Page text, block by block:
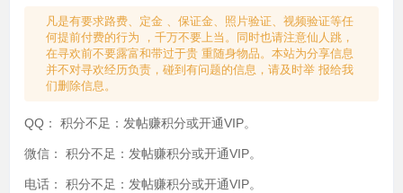
凡是有要求路费、定金 、保证金、照片验证、视频验证等任
何提前付费的行为 ，千万不要上当。同时也请注意仙人跳，
在寻欢前不要露富和带过于贵 重随身物品。本站为分享信息
并不对寻欢经历负责，碰到有问题的信息，请及时举 报给我
们删除信息。
QQ： 积分不足：发帖赚积分或开通VIP。
微信： 积分不足：发帖赚积分或开通VIP。
电话： 积分不足：发帖赚积分或开通VIP。